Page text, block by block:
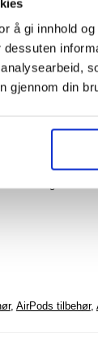
å gi innhold
gjennom din
SPØR
retninger
, AirPods tilbehør,